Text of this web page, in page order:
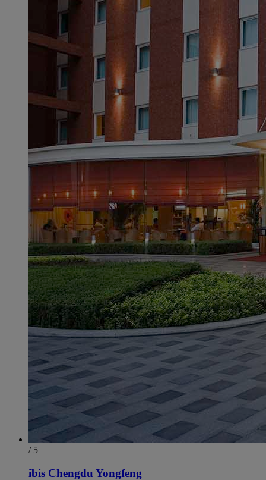
/ 5
ibis Chengdu Yongfeng